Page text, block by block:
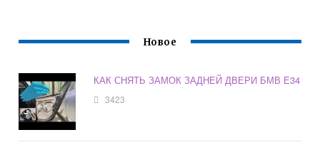
Новое
КАК СНЯТЬ ЗАМОК ЗАДНЕЙ ДВЕРИ БМВ Е34
3423